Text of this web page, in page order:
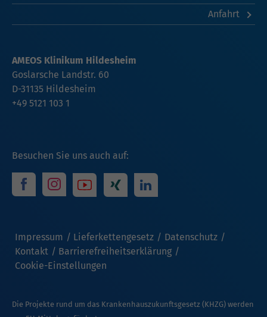
Anfahrt
Besuchen Sie uns auch auf:
Impressum Lieferkettengesetz
Datenschutz
Kontakt
Barrierefreiheitserklärung
Cookie-Einstellungen
AMEOS Klinikum Hildesheim
Goslarsche Landstr. 60
D-31135 Hildesheim
+49 5121 103 1
Die Projekte rund um das Krankenhauszukunftsgesetz (KHZG) werden